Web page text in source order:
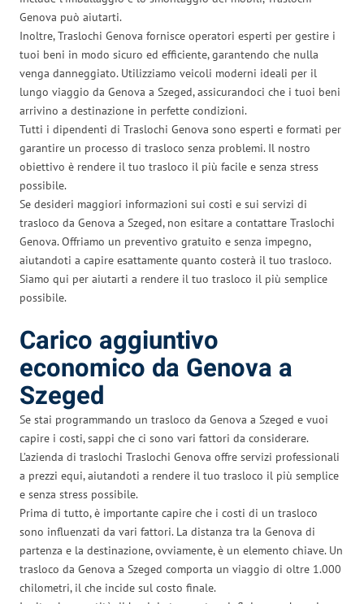
Genova può aiutarti.
Inoltre, Traslochi Genova fornisce operatori esperti per gestire i
tuoi beni in modo sicuro ed efficiente, garantendo che nulla
venga danneggiato. Utilizziamo veicoli moderni ideali per il
lungo viaggio da Genova a Szeged, assicurandoci che i tuoi beni
arrivino a destinazione in perfette condizioni.
Tutti i dipendenti di Traslochi Genova sono esperti e formati per
garantire un processo di trasloco senza problemi. Il nostro
obiettivo è rendere il tuo trasloco il più facile e senza stress
possibile.
Se desideri maggiori informazioni sui costi e sui servizi di
trasloco da Genova a Szeged, non esitare a contattare Traslochi
Genova. Offriamo un preventivo gratuito e senza impegno,
aiutandoti a capire esattamente quanto costerà il tuo trasloco.
Siamo qui per aiutarti a rendere il tuo trasloco il più semplice
possibile.
Carico aggiuntivo
economico da Genova a
Szeged
Se stai programmando un trasloco da Genova a Szeged e vuoi
capire i costi, sappi che ci sono vari fattori da considerare.
L’azienda di traslochi Traslochi Genova offre servizi professionali
a prezzi equi, aiutandoti a rendere il tuo trasloco il più semplice
e senza stress possibile.
Prima di tutto, è importante capire che i costi di un trasloco
sono influenzati da vari fattori. La distanza tra la Genova di
partenza e la destinazione, ovviamente, è un elemento chiave. Un
trasloco da Genova a Szeged comporta un viaggio di oltre 1.000
chilometri, il che incide sul costo finale.